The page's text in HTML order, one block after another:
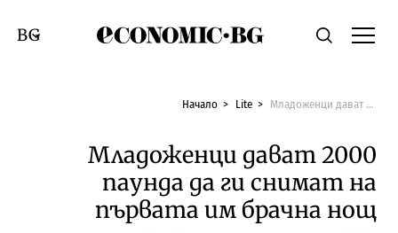
Economic.bgТърсене
Смяна на език
Начало Lite Младоженци дават 2000 паунда да ги снимат на първата им брачна нощ
Младоженци дават 2000
паунда да ги снимат на
първата им брачна нощ